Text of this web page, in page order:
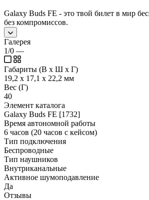
Galaxy Buds FE - это твой билет в мир
без компромиссов.
Галерея
1/0 —
Габариты (В х Ш х Г)
19,2 x 17,1 x 22,2 мм
Вес (Г)
40
Элемент каталога
Galaxy Buds FE [1732]
Время автономной работы
6 часов (20 часов с кейсом)
Тип подключения
Беспроводные
Тип наушников
Внутриканальные
Активное шумоподавление
Да
Отзывы